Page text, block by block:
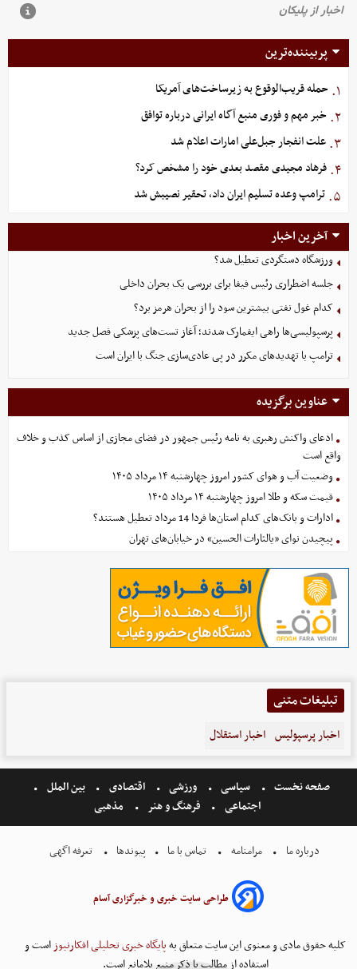
پربیننده‌ترین
۱. حمله قریب‌الوقوع به زیرساخت‌های آمریکا
۲. خبر مهم و فوری منبع آگاه ایرانی درباره توافق
۳. علت انفجار جبل‌علی امارات اعلام شد
۴. فرهاد مجیدی مقصد بعدی خود را مشخص کرد؟
۵. ترامپ وعده تسلیم ایران داد، تحقیر نصیبش شد
آخرین اخبار
ورزشگاه دستگردی تعطیل شد؟
جلسه اضطراری رئیس فیفا برای بررسی یک بحران داخلی
کدام غول نفتی بیشترین سود را از بحران هرمز برد؟
پرسپولیسی‌ها راهی ایفمارک شدند؛ آغاز تست‌های پزشکی فصل جدید
ترامپ با تهدیدهای مکرر در پی عادی‌سازی جنگ با ایران است
عناوین برگزیده
ادعای واکنش رهبری به نامه رئیس جمهور در فضای مجازی از اساس کذب و خلاف
واقع است
وضعیت آب و هوای کشور امروز چهارشنبه ۱۴ مرداد ۱۴۰۵
قیمت سکه و طلا امروز چهارشنبه ۱۴ مرداد ۱۴۰۵
ادارات و بانک‌های کدام استان‌ها فردا 14 مرداد تعطیل هستند؟
پیچیدن نوای «یالثارات الحسین» در خیابان‌های تهران
تبلیغات متنی
اخبار پرسپولیس اخبار استقلال
صفحه نخست سیاسی ورزشی اقتصادی
بین الملل
اجتماعی
فرهنگ و هنر مذهبی
درباره ما مرامنامه تماس با ما پیوندها تعرفه اگهی
طراحی سایت خبری و خبرگزاری آسام
کلیه حقوق مادی و معنوی این سایت متعلق بهپایگاه خبری تحلیلی افکارنیوزاست و
استفاده از مطالب با ذکر منبع بلامانع است.